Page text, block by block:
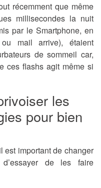
récemment que même
millisecondes la nuit
par le Smartphone, en
mail arrive), étaient
de sommeil car,
ces flashs agit même si
les
pour bien
est important de changer
de les faire